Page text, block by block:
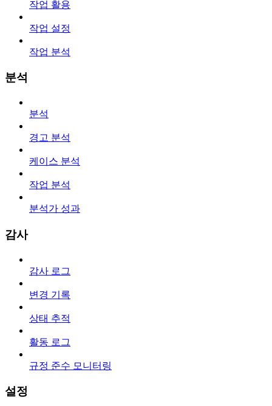
작업 활용
작업 설정
작업 분석
분석
분석
경고 분석
케이스 분석
작업 분석
분석가 성과
감사
감사 로그
변경 기록
상태 추적
활동 로그
규정 준수 모니터링
설정